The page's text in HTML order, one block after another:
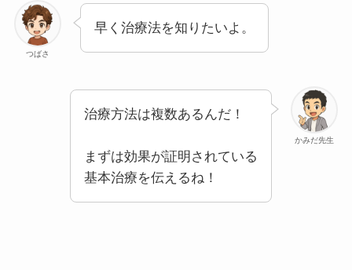
つばさ
早く治療法を知りたいよ。
かみだ先生
治療方法は複数あるんだ！
まずは効果が証明されている
基本治療を伝えるね！